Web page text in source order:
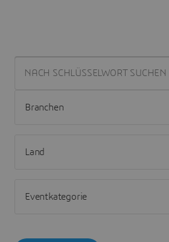
NACH SCHLÜSSELWORT SUCHEN